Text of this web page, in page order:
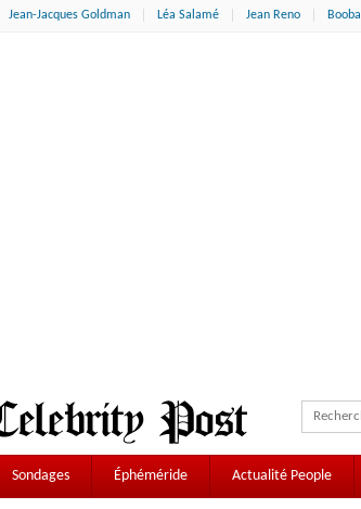
Jean-Jacques Goldman Léa Salamé Jean Reno Booba
Sondages Éphéméride Actualité People